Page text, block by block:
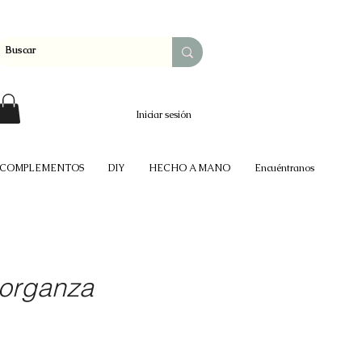
Iniciar sesión
DIY HECHO A MANO Encuéntranos